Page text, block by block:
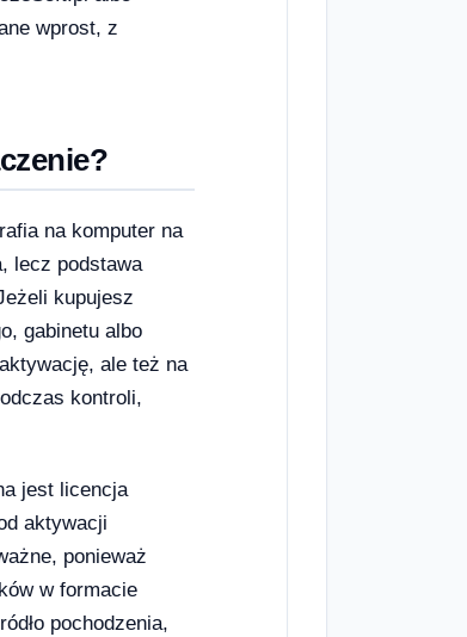
wprost, z
na komputer na
lecz podstawa
kupujesz
gabinetu albo
ale też na
kontroli,
jest licencja
aktywacji
ponieważ
w formacie
pochodzenia,